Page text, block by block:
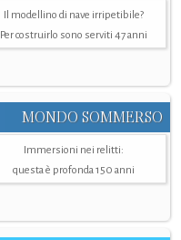
Il modellino di nave irripetibile?
Per costruirlo sono serviti 47 anni
MONDO SOMMERSO
Immersioni nei relitti:
questa è profonda 150 anni